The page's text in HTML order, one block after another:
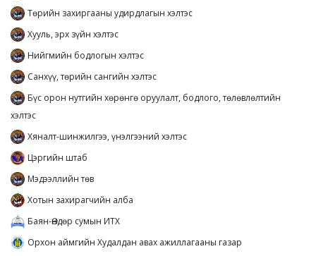
Төрийн захиргааны удирдлагын хэлтэс
Хууль, эрх зүйн хэлтэс
Нийгмийн бодлогын хэлтэс
Санхүү, төрийн сангийн хэлтэс
Бүс орон нутгийн хөрөнгө оруулалт, бодлого, төлөвлөлтийн
хэлтэс
Хяналт-шинжилгээ, үнэлгээний хэлтэс
Цэргийн штаб
Мэдээллийн төв
Хотын захирагчийн алба
Баян-Өндөр сумын ИТХ
Орхон аймгийн Худалдан авах ажиллагааны газар